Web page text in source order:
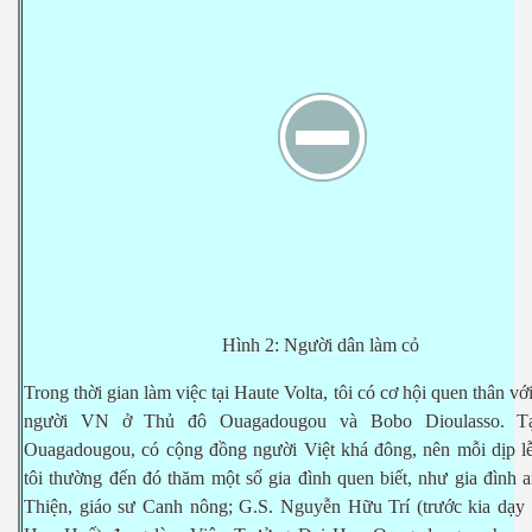
Hình 2: Người dân làm cỏ
Trong thời gian làm việc tại Haute Volta, tôi có cơhội quen thân vớ
người VN ởThủ đô Ouagadougou và Bobo Dioulasso. T
Ouagadougou, có cộng đồng người Việt khá đông, nên mỗi dịp l
tôi thường đến đó thăm một sốgia đình quen biết, như gia đình
Thiện, giáo sư Canh nông; G.S. Nguyễn Hữu Trí (trước kia dạy